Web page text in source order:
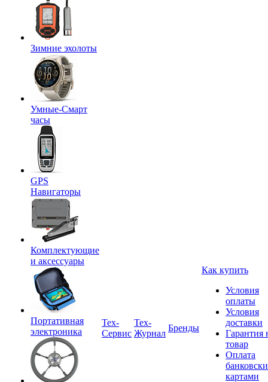
Зимние эхолоты
Умные-Смарт
часы
GPS
Навигаторы
Комплектующие
и аксессуары
Портативная
электроника
Tex-
Сервис
Тех-
Журнал
Бренды
Как купить
Условия
оплаты
Условия
доставки
Гарантия
товар
Оплата
картами